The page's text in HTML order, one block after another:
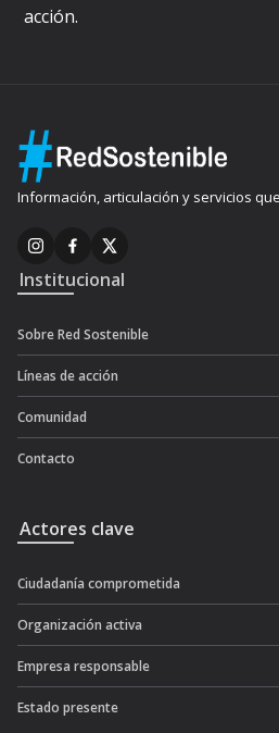
acción.
Información, articulación y servicios
Institucional
Sobre Red Sostenible
Líneas de acción
Comunidad
Contacto
Actores clave
Ciudadanía comprometida
Organización activa
Empresa responsable
Estado presente